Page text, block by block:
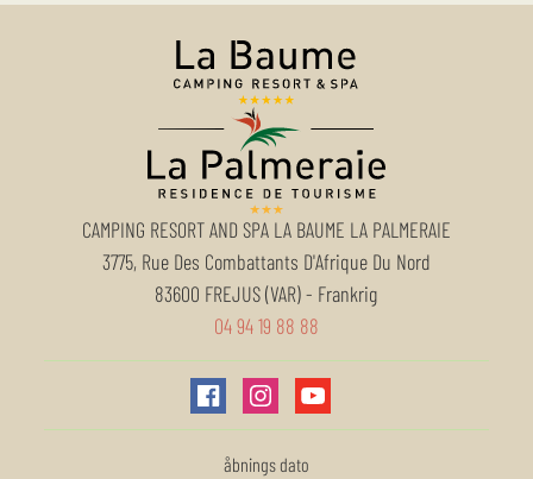
CAMPING RESORT AND SPA LA BAUME LA PALMERAIE
3775, Rue Des Combattants D'Afrique Du Nord
83600 FREJUS (VAR)- Frankrig
04 94 19 88 88
åbnings dato